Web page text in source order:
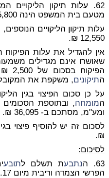
62. עלות תיקון הליקויים המפורטים בחוות דעת ה
מטעם בית המשפט הינה 15,800 ₪.
עלות תיקון הליקויים
12,550 ₪.
אין להגדיל את עלות הפיקוח
שאושרו אינם מגדילים
התיקונים, משקפת את
על כן סכום הפיצוי בגין
המומחה, ובתוספת הסכומים
ומע"מ, מסתכם ב- 36,095 ₪.
₪.
לסיכום:
63. ה
נתבעת תשלם לתובע
הפרשי הצמדה וריבית מיום 26.3.17.